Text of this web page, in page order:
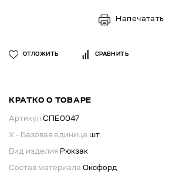
Напечатать
ОТЛОЖИТЬ СРАВНИТЬ
КРАТКО О ТОВАРЕ
Артикул СПЕ0047
X - Базовая единица шт
Вид изделия Рюкзак
Состав материала Оксфорд